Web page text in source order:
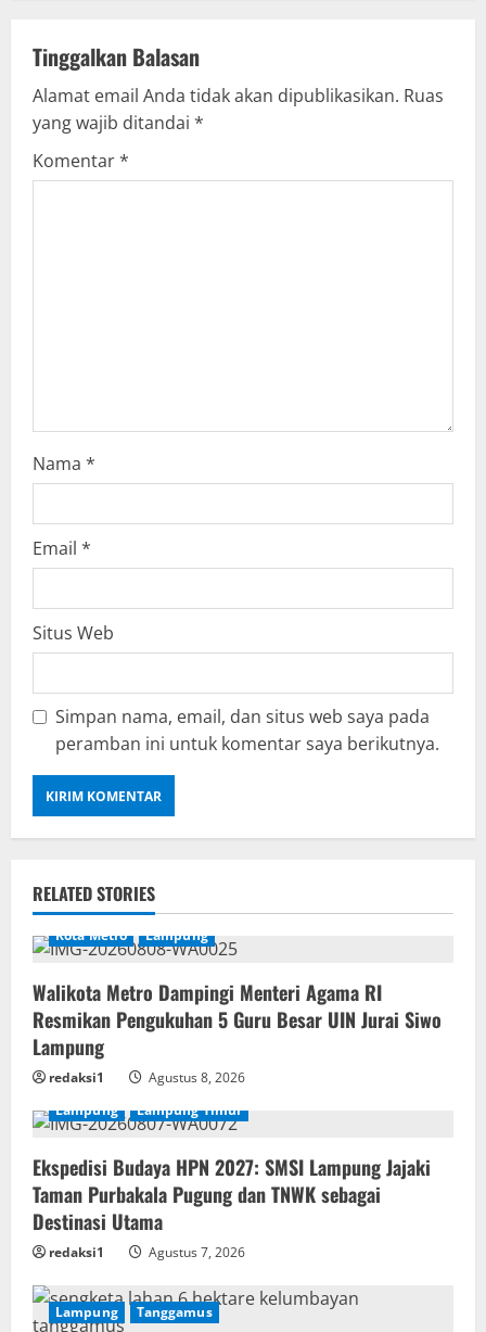
u
e
R
g
Tinggalkan Balasan
Alamat email Anda tidak akan dipublikasikan. Ruas
yang wajib ditandai *
Komentar*
Nama *
Email *
Situs Web
Simpan nama, email, dan situs web saya pada
peramban ini untuk komentar saya berikutnya.
RELATED STORIES
Kota Metro Lampung
Walikota Metro Dampingi Menteri Agama RI
Resmikan Pengukuhan 5 Guru Besar UIN Jurai Siwo
Lampung
redaksi1
Agustus 8, 2026
Lampung
Lampung Timur
Ekspedisi Budaya HPN 2027: SMSI Lampung Jajaki
Taman Purbakala Pugung dan TNWK sebagai
Destinasi Utama
redaksi1 Agustus 7, 2026
Lampung Tanggamus